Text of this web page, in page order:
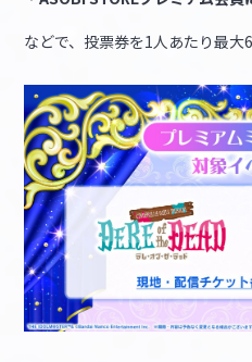
などで、投票券を1人あたり最大